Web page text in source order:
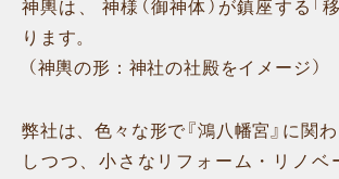
神輿は、 神様（御神体）が鎮座する「
ります。
（神輿の形：神社の社殿をイメージ）
弊社は、色々な形で『鴻八幡宮』に関
しつつ、小さなリフォーム・リノベ